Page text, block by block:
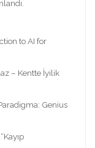
to AI for
– Kentte İyilik
Genius